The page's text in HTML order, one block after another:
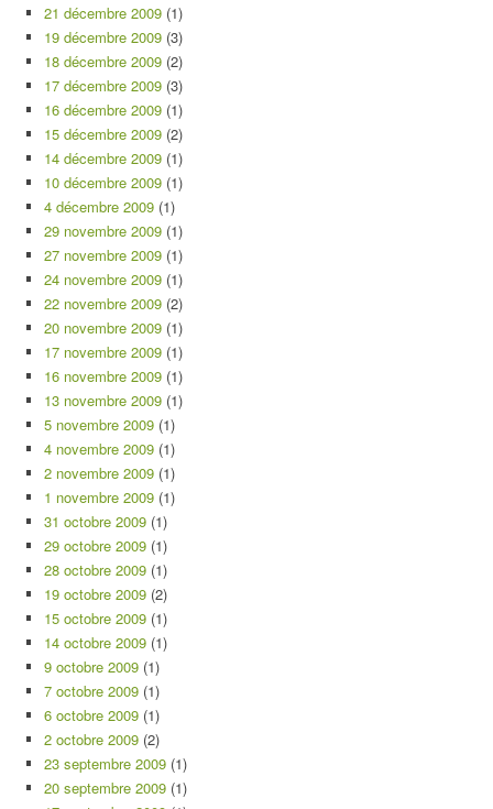
21 décembre 2009 (1)
19 décembre 2009 (3)
18 décembre 2009 (2)
17 décembre 2009 (3)
16 décembre 2009 (1)
15 décembre 2009 (2)
14 décembre 2009 (1)
10 décembre 2009 (1)
4 décembre 2009 (1)
29 novembre 2009 (1)
27 novembre 2009 (1)
24 novembre 2009 (1)
22 novembre 2009 (2)
20 novembre 2009 (1)
17 novembre 2009 (1)
16 novembre 2009 (1)
13 novembre 2009 (1)
5 novembre 2009 (1)
4 novembre 2009 (1)
2 novembre 2009 (1)
1 novembre 2009 (1)
31 octobre 2009 (1)
29 octobre 2009 (1)
28 octobre 2009 (1)
19 octobre 2009 (2)
15 octobre 2009 (1)
14 octobre 2009 (1)
9 octobre 2009 (1)
7 octobre 2009 (1)
6 octobre 2009 (1)
2 octobre 2009 (2)
23 septembre 2009 (1)
20 septembre 2009 (1)